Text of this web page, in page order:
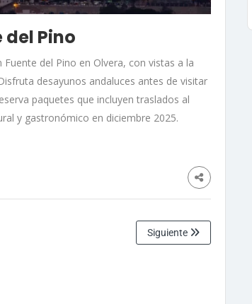
del Pino
del Pino en Olvera, con vistas a la
desayunos andaluces antes de visitar
paquetes que incluyen traslados al
y gastronómico en diciembre 2025.
Siguiente